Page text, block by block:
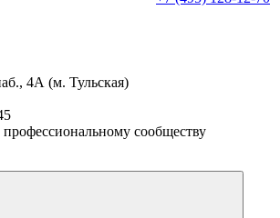
4А (м. Тульская)
сообществу